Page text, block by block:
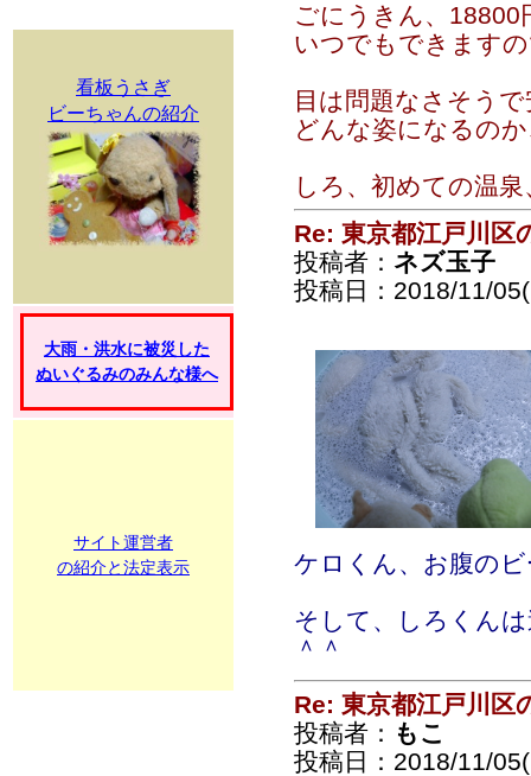
看板うさぎ
ビーちゃんの紹介
大雨・洪水に被災した
ぬいぐるみのみんな様へ
サイト運営者
の紹介と法定表示
ごにうきん、
いつでもできます
目は問題なさそう
どんな姿になるの
しろ、初めての温
Re: 東京都江戸川区
投稿者： ネズ玉子
投稿日：2018/11/
ケロくん、お腹の
そして、しろくん
＾＾
Re: 東京都江戸川区
投稿者： もこ
投稿日：2018/11/